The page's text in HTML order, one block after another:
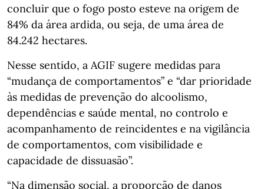
concluir que o fogo posto esteve na origem de
84% da área ardida, ou seja, de uma área de
84.242 hectares.
Nesse sentido, a AGIF sugere medidas para
“mudança de comportamentos” e “dar prioridade
às medidas de prevenção do alcoolismo,
dependências e saúde mental, no controlo e
acompanhamento de reincidentes e na vigilância
de comportamentos, com visibilidade e
capacidade de dissuasão”.
“Na dimensão social, a proporção de danos